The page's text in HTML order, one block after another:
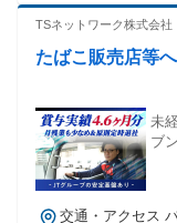
TSネットワーク株式会
たばこ販売店等
未
ブ
交通・アクセス